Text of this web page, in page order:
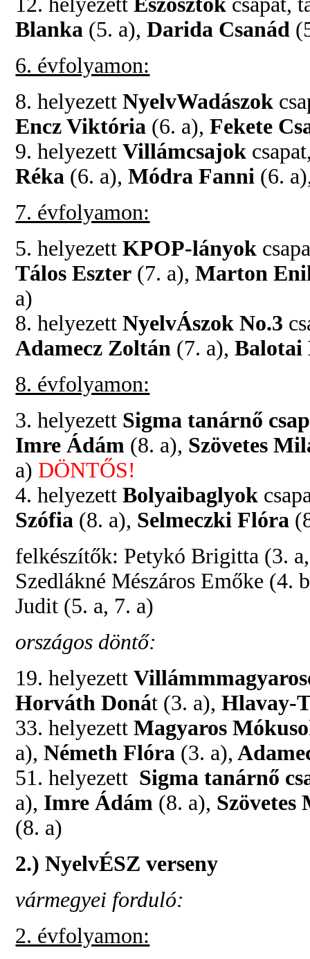
Blanka (5. a),Darida Csanád
6. évfolyamon:
8. helyezettNyelvWadászok
Encz Viktória (6. a),Fekete
9. helyezettVillámcsajok
Réka (6. a),Módra Fanni (6.
7. évfolyamon:
5. helyezettKPOP-lányok
Tálos Eszter (7. a),Marton
a)
8. helyezettNyelvÁszok No.3
Adamecz Zoltán (7. a),
8. évfolyamon:
3. helyezett Sigma tanárnő
Imre Ádám (8. a), Szövetes
a) DÖNTŐS!
4. helyezettBolyaibaglyok
Szófia (8. a), Selmeczki Flóra
felkészítők: Petykó Brigitta (3.
Szedlákné Mészáros Emőke (4.
Judit (5. a, 7. a)
országos döntő:
19. helyezett
Horváth Donát (3. a), Hlavay-
33. helyezettMagyaros
a),Németh Flóra (3. a),
51. helyezett Sigma tanárnő
a), Imre Ádám (8. a), Szövetes
(8. a)
2.) NyelvÉSZ verseny
vármegyei forduló:
2. évfolyamon: